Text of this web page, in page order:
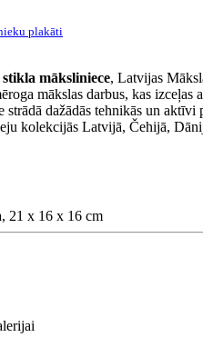
plakāti
māksliniece, Latvijas
mākslas darbus, kas
dažādās tehnikās un
kolekcijās Latvijā, Čehijā,
21 x 16 x 16 cm